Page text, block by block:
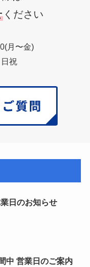
ください
月〜金)
祝
日のお知らせ
中 営業日のご案内